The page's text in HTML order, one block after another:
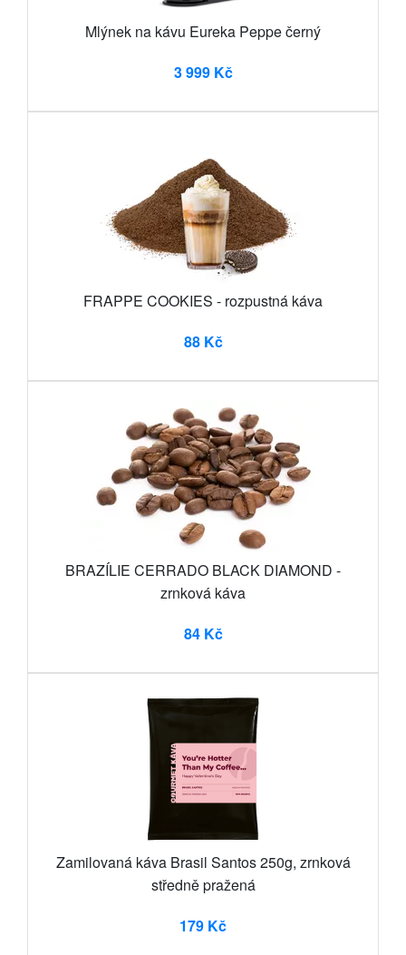
Mlýnek na kávu Eureka Peppe černý
3 999 Kč
FRAPPE COOKIES - rozpustná káva
88 Kč
BRAZÍLIE CERRADO BLACK DIAMOND -
zrnková káva
84 Kč
Zamilovaná káva Brasil Santos 250g, zrnková
středně pražená
179 Kč